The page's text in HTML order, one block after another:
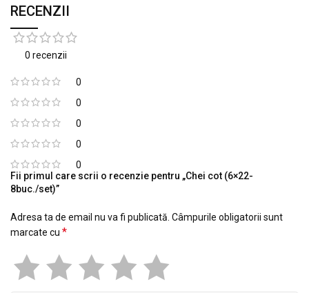
RECENZII
0 recenzii
0
0
0
0
0
Fii primul care scrii o recenzie pentru „Chei cot (6×22-
8buc./set)”
Adresa ta de email nu va fi publicată. Câmpurile obligatorii sunt
marcate cu *